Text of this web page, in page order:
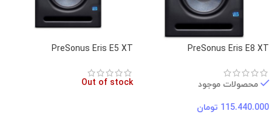
PreSonus Eris E8 XT
محصولات موجود
115.440.000 تومان
PreSonus Eris E5 XT
Out of stock